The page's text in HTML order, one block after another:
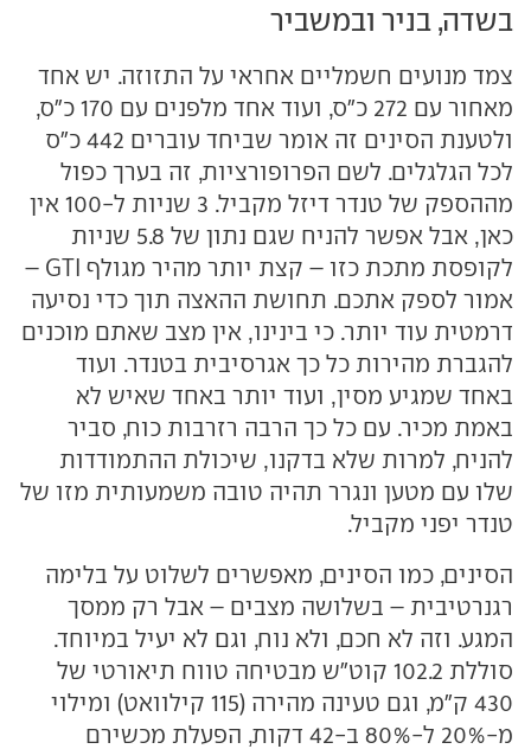
בשדה, בניר ובמשביר
צמד מנועים חשמליים אחראי על התזוזה. יש אחד
מאחור עם 272 כ"ס, ועוד אחד מלפנים עם 170 כ"ס,
ולטענת הסינים זה אומר שביחד עוברים 442 כ"ס
לכל הגלגלים. לשם הפרופורציות, זה בערך כפול
מההספק של טנדר דיזל מקביל. 3 שניות ל-100 אין
כאן, אבל אפשר להניח שגם נתון של 5.8 שניות
לקופסת מתכת כזו – קצת יותר מהיר מגולף GTI –
אמור לספק אתכם. תחושת ההאצה תוך כדי נסיעה
דרמטית עוד יותר. כי בינינו, אין מצב שאתם מוכנים
להגברת מהירות כל כך אגרסיבית בטנדר. ועוד
באחד שמגיע מסין, ועוד יותר באחד שאיש לא
באמת מכיר. עם כל כך הרבה רזרבות כוח, סביר
להניח, למרות שלא בדקנו, שיכולת ההתמודדות
שלו עם מטען ונגרר תהיה טובה משמעותית מזו של
טנדר יפני מקביל.
הסינים, כמו הסינים, מאפשרים לשלוט על בלימה
רגנרטיבית – בשלושה מצבים – אבל רק ממסך
המגע. וזה לא חכם, ולא נוח, וגם לא יעיל במיוחד.
סוללת 102.2 קוט"ש מבטיחה טווח תיאורטי של
430 ק"מ, וגם טעינה מהירה (115 קילוואט) ומילוי
מ-20% ל-80% ב-42 דקות, הפעלת מכשירם